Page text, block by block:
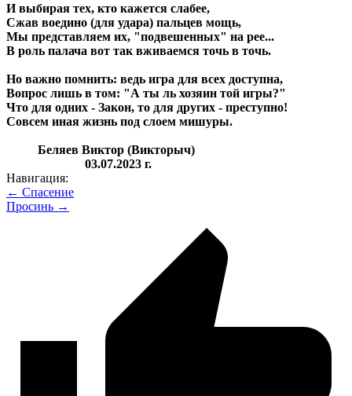
И выбирая тех, кто кажется слабее,
Сжав воедино (для удара) пальцев мощь,
Мы представляем их, "подвешенных" на рее...
В роль палача вот так вживаемся точь в точь.
Но важно помнить: ведь игра для всех доступна,
Вопрос лишь в том: "А ты ль хозяин той игры?"
Что для одних - Закон, то для других - преступно!
Совсем иная жизнь под слоем мишуры.
Беляев Виктор (Викторыч)
03.07.2023 г.
Навигация:
← Спасение
Просинь →